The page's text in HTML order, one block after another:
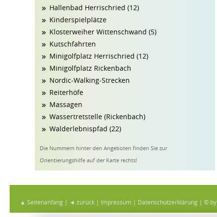
Hallenbad Herrischried (12)
Kinderspielplätze
Klosterweiher Wittenschwand (5)
Kutschfahrten
Minigolfplatz Herrischried (12)
Minigolfplatz Rickenbach
Nordic-Walking-Strecken
Reiterhöfe
Massagen
Wassertretstelle (Rickenbach)
Walderlebnispfad (22)
Die Nummern hinter den Angeboten finden Sie zur
Orientierungshilfe auf der Karte rechts!
▲ Seitenanfang | ◄ zurück | Impressum | Datenschutzerklärung | © by